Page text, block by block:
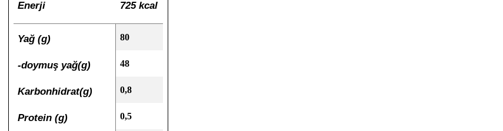
Enerji 725 kcal
Yağ (g) 80
-doymuş yağ(g) 48
Karbonhidrat(g) 0,8
Protein (g) 0,5